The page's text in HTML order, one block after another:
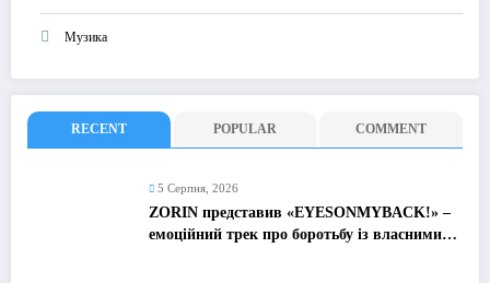
Музика
RECENT POPULAR COMMENT
5 Серпня, 2026
ZORIN представив «EYESONMYBACK!» –
емоційний трек про боротьбу із власними